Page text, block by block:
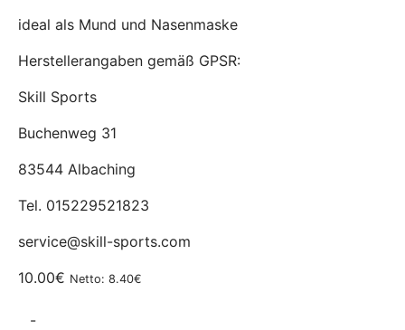
ideal als Mund und Nasenmaske
Herstellerangaben gemäß GPSR:
Skill Sports
Buchenweg 31
83544 Albaching
Tel. 015229521823
service@skill-sports.com
10.00€ Netto: 8.40€
-